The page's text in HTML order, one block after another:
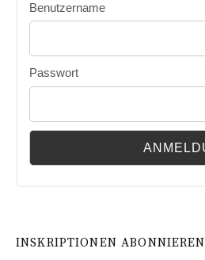
Benutzername
Passwort
INSKRIPTIONEN ABONNIEREN